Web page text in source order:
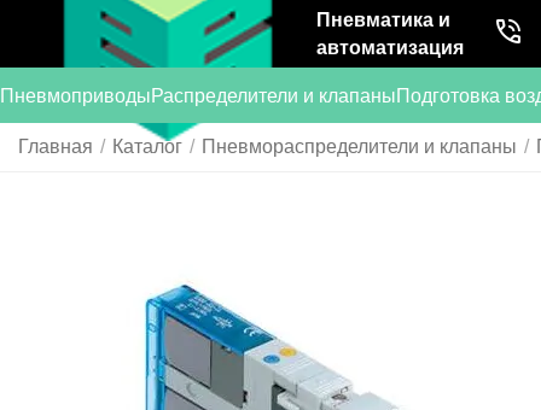
Пневматика и
автоматизация
ПневмоприводыРаспределители и клапаныПодготовка
Главная / Каталог / Пневмораспределители и клапаны /